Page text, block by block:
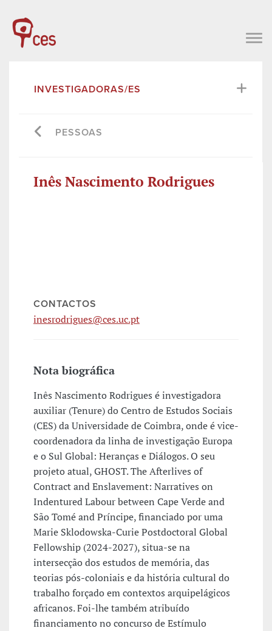
INVESTIGADORAS/ES
PESSOAS
Inês Nascimento Rodrigues
CONTACTOS
inesrodrigues@ces.uc.pt
Nota biográfica
Inês Nascimento Rodrigues é investigadora
auxiliar (Tenure) do Centro de Estudos Sociais
(CES) da Universidade de Coimbra, onde é vice-
coordenadora da linha de investigação Europa
e o Sul Global: Heranças e Diálogos. O seu
projeto atual, GHOST. The Afterlives of
Contract and Enslavement: Narratives on
Indentured Labour between Cape Verde and
São Tomé and Príncipe, financiado por uma
Marie Sklodowska-Curie Postdoctoral Global
Fellowship (2024-2027), situa-se na
intersecção dos estudos de memória, das
teorias pós-coloniais e da história cultural do
trabalho forçado em contextos arquipelágicos
africanos. Foi-lhe também atribuído
financiamento no concurso de Estímulo